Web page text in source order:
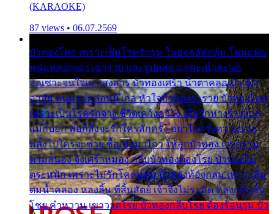
(KARAOKE)
87 views • 06.07.2569
บัวทองโศก เพราะเป็นโรครักรุม ในอกกลัดกลุ้ม โดนแฟน
หนุ่มหลอกเอา เขารวย และรูปหล่อ มาพะเน้าพะนอ
ออเซาะจนใจเบา สงสาร บัวทองเศร้า น้ำตาคลอเบ้า เฝ้า
อาลัย หนุ่มรูปหล่อหนีไกล หัวใจบัวทองระรวย บัวทองโศก
เพราะเป็นโรครักจาง ชีวิตเคว้งคว้าง เมื่อรักห่างร้างไกล
แม่ก็บอก พ่อก็สั่งจะรักใครสักครั้ง อย่าไปหวังความรวย
พลั้งไปใครจะช่วย ซื้อเปลมาไกว ให้ลูกบัวทอง เวรกรรม
ตามสนอง จึงเศร้าหมอง กลีบบัวทองต้องโรย บัวทองไม่
ตระหนัก เพราะไม่รักโคลนตม บัวทองท้องกลม เพราะลืม
ตมน้ำคลอง หลงลิ้น ที่สิ้นสัตย์ เจ้าจึงไม่ระมัด หลงกลิ่นลิ้น
โชย คำหวาน เขาวาดโรย บัวทองกลีบโรย ต้องร้อนรุม บัว